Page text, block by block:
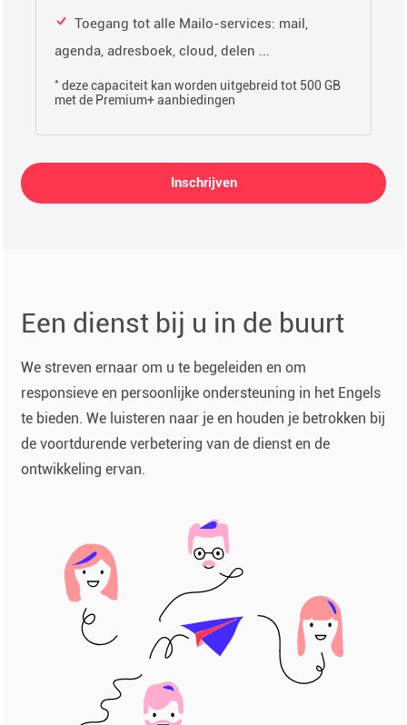
Toegang tot alle Mailo-services: mail,
agenda, adresboek, cloud, delen ...
* deze capaciteit kan worden uitgebreid tot 500 GB
met de Premium+ aanbiedingen
Inschrijven
Een dienst bij u in de buurt
We streven ernaar om u te begeleiden en om
responsieve en persoonlijke ondersteuning in het Engels
te bieden. We luisteren naar je en houden je betrokken bij
de voortdurende verbetering van de dienst en de
ontwikkeling ervan.